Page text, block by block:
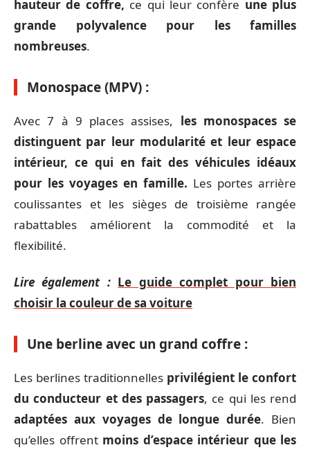
hauteur de coffre, ce qui leur confère une plus
grande polyvalence pour les familles
nombreuses.
Monospace (MPV) :
Avec 7 à 9 places assises, les monospaces se
distinguent par leur modularité et leur espace
intérieur, ce qui en fait des véhicules idéaux
pour les voyages en famille. Les portes arrière
coulissantes et les sièges de troisième rangée
rabattables améliorent la commodité et la
flexibilité.
Lire également : Le guide complet pour bien
choisir la couleur de sa voiture
Une berline avec un grand coffre :
Les berlines traditionnelles privilégient le confort
du conducteur et des passagers, ce qui les rend
adaptées aux voyages de longue durée. Bien
qu’elles offrent moins d’espace intérieur que les